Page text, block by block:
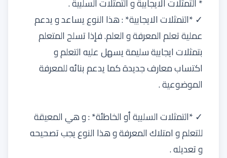
✓ *التمثلات الايجابية* : هذا النوع يساعد و يدعم
عملية تعلم المعرفة و العلم. فإذا تسلح المتعلم
بتمثلات ايجابية سليمة يسهل عليه التعلم و
اكتساب معارف جديدة كما يدعم بنائه للمعرفة
الموضوعية .
✓ *التمثلات السلبية أو الخاطئة* : و هي المعيقة
للتعلم و امتلاك المعرفة و هذا النوع يجب تصحيحه
و تعديله .